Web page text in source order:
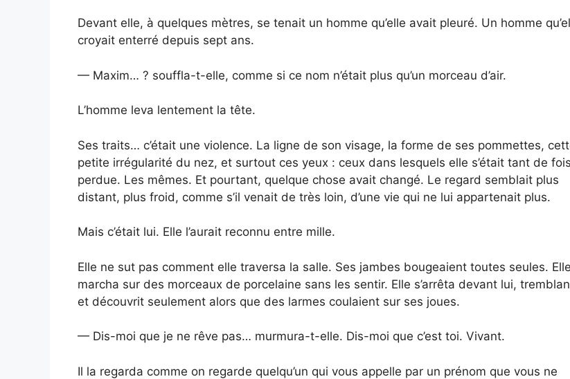
Devant elle, à quelques mètres, se tenait un homme qu’elle avait pleuré. Un homme
croyait enterré depuis sept ans.
— Maxim… ? souffla-t-elle, comme si ce nom n’était plus qu’un morceau d’air.
L’homme leva lentement la tête.
Ses traits… c’était une violence. La ligne de son visage, la forme de ses pommettes,
petite irrégularité du nez, et surtout ces yeux : ceux dans lesquels elle s’était tant de fois
perdue. Les mêmes. Et pourtant, quelque chose avait changé. Le regard semblait plus
distant, plus froid, comme s’il venait de très loin, d’une vie qui ne lui appartenait plus.
Mais c’était lui. Elle l’aurait reconnu entre mille.
Elle ne sut pas comment elle traversa la salle. Ses jambes bougeaient toutes seules. Elle
marcha sur des morceaux de porcelaine sans les sentir. Elle s’arrêta devant lui,
et découvrit seulement alors que des larmes coulaient sur ses joues.
— Dis-moi que je ne rêve pas… murmura-t-elle. Dis-moi que c’est toi. Vivant.
Il la regarda comme on regarde quelqu’un qui vous appelle par un prénom que vous ne